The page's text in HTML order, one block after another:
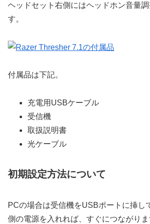
ヘッドセット右側にはヘッドホン音量
す。
付属品は下記。
充電用USBケーブル
受信機
取扱説明書
光ケーブル
初期設定方法について
PCの場合は受信機をUSBポートに挿し
側の電源を入れれば、すぐにつながりま